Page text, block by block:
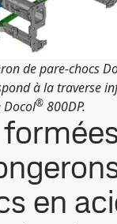
de pare-chocs
à la traverse
Docol® 800DP.
en